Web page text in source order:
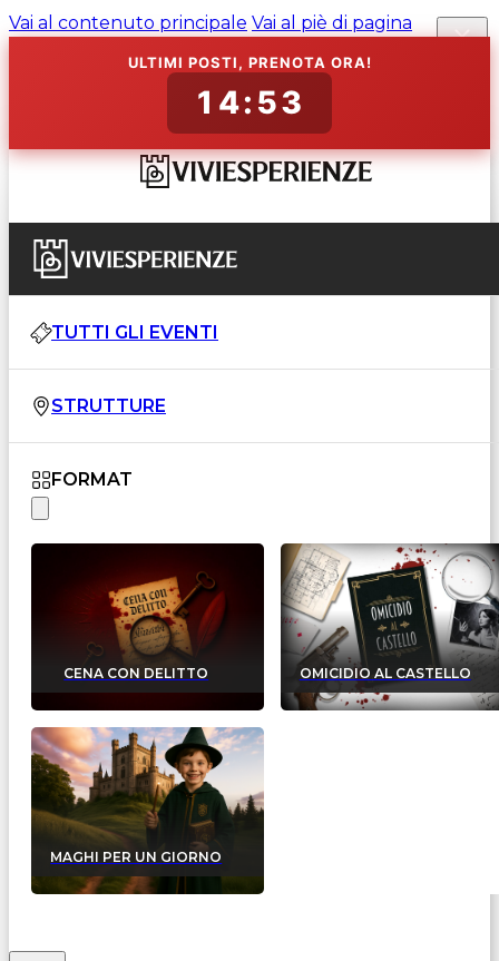
Vai al contenuto principale Vai al piè di pagina
ULTIMI POSTI, PRENOTA ORA!
14:52
TUTTI GLI EVENTI
STRUTTURE
FORMAT
CENA CON DELITTO OMICIDIO AL CASTELLO
MAGHI PER UN GIORNO